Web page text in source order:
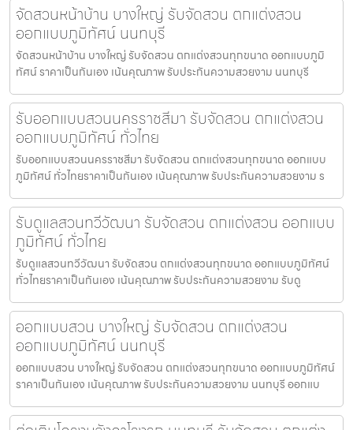
จัดสวนหน้าบ้าน บางใหญ่ รับจัดสวน ตกแต่งสวน
ออกแบบภูมิทัศน์ นนทบุรี
จัดสวนหน้าบ้าน บางใหญ่ รับจัดสวน ตกแต่งสวนทุกขนาด ออกแบบภูมิ
ทัศน์ ราคาเป็นกันเอง เน้นคุณภาพ รับประกันความสวยงาม นนทบุรี
รับออกแบบสวนนครราชสีมา รับจัดสวน ตกแต่งสวน
ออกแบบภูมิทัศน์ ทั่วไทย
รับออกแบบสวนนครราชสีมา รับจัดสวน ตกแต่งสวนทุกขนาด ออกแบบ
ภูมิทัศน์ ทั่วไทยราคาเป็นกันเอง เน้นคุณภาพ รับประกันความสวยงาม ร
รับดูแลสวนทวีวัฒนา รับจัดสวน ตกแต่งสวน ออกแบบ
ภูมิทัศน์ ทั่วไทย
รับดูแลสวนทวีวัฒนา รับจัดสวน ตกแต่งสวนทุกขนาด ออกแบบภูมิทัศน์
ทั่วไทยราคาเป็นกันเอง เน้นคุณภาพ รับประกันความสวยงาม รับดู
ออกแบบสวน บางใหญ่ รับจัดสวน ตกแต่งสวน
ออกแบบภูมิทัศน์ นนทบุรี
ออกแบบสวน บางใหญ่ รับจัดสวน ตกแต่งสวนทุกขนาด ออกแบบภูมิทัศน์
ราคาเป็นกันเอง เน้นคุณภาพ รับประกันความสวยงาม นนทบุรี ออกแบ